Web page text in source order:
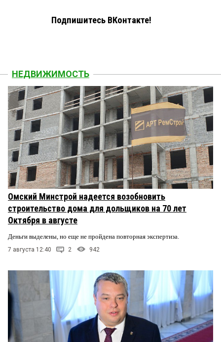
Подпишитесь ВКонтакте!
НЕДВИЖИМОСТЬ
Омский Минстрой надеется возобновить
строительство дома для дольщиков на 70 лет
Октября в августе
Деньги выделены, но еще не пройдена повторная экспертиза.
7 августа 12:40 2 942